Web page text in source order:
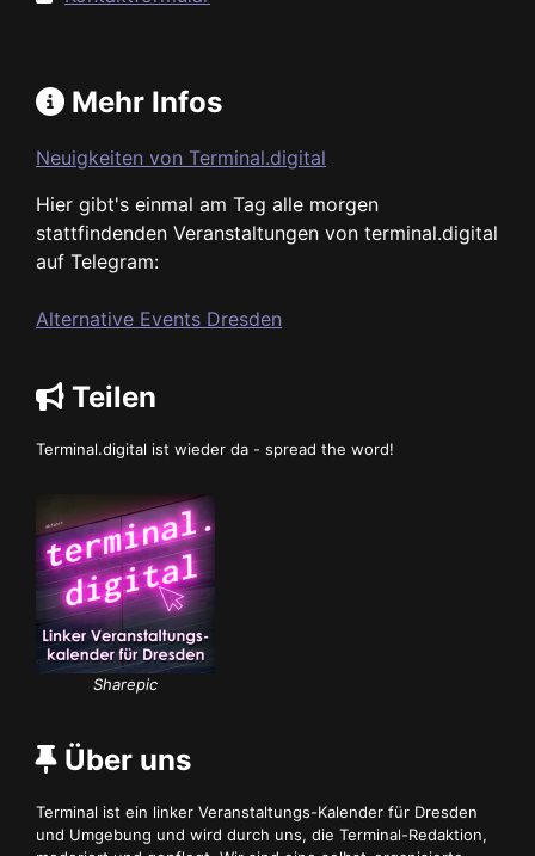
Mehr Infos
Neuigkeiten von Terminal.digital
Hier gibt's einmal am Tag alle morgen
stattfindenden Veranstaltungen von terminal.digital
auf Telegram:
Alternative Events Dresden
Teilen
Terminal.digital ist wieder da - spread the word!
Sharepic
Über uns
Terminal ist ein linker Veranstaltungs-Kalender für Dresden
und Umgebung und wird durch uns, die Terminal-Redaktion,